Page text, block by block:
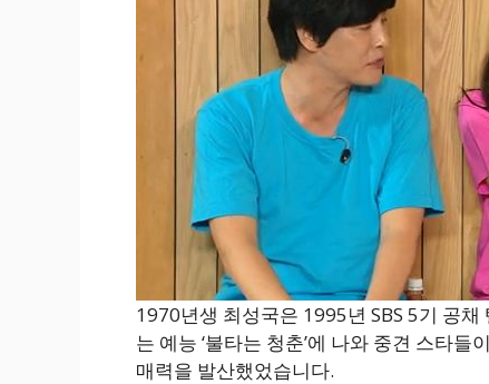
1970년생 최성국은 1995년 SBS 5기 공
는 예능 ‘불타는 청춘’에 나와 중견 스타
매력을 발산했었습니다.